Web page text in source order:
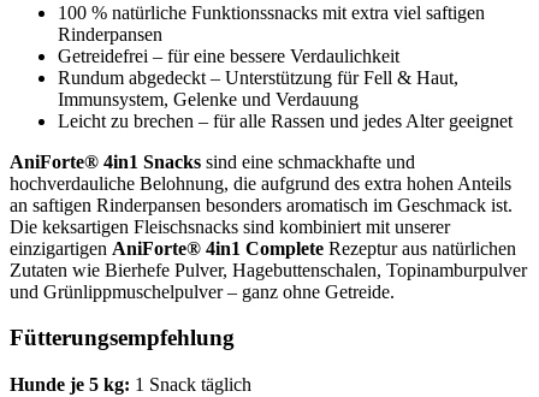
100 % natürliche Funktionssnacks mit extra viel saftigen
Rinderpansen
Getreidefrei – für eine bessere Verdaulichkeit
Rundum abgedeckt – Unterstützung für Fell & Haut,
Immunsystem, Gelenke und Verdauung
Leicht zu brechen – für alle Rassen und jedes Alter geeignet
AniForte® 4in1 Snacks sind eine schmackhafte und
hochverdauliche Belohnung, die aufgrund des extra hohen Anteils
an saftigen Rinderpansen besonders aromatisch im Geschmack ist.
Die keksartigen Fleischsnacks sind kombiniert mit unserer
einzigartigen AniForte® 4in1 Complete Rezeptur aus natürlichen
Zutaten wie Bierhefe Pulver, Hagebuttenschalen, Topinamburpulver
und Grünlippmuschelpulver – ganz ohne Getreide.
Fütterungsempfehlung
Hunde je 5 kg: 1 Snack täglich